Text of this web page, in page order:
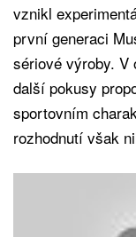
vznikl
první generaci
sériové výroby. V
další pokusy
sportovním
rozhodnutí však